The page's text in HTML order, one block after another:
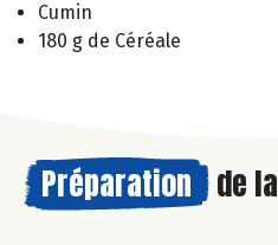
Cumin
180 g de Céréale
Préparation de la